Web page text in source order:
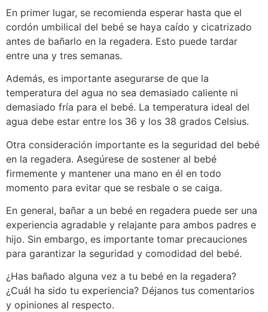
En primer lugar, se recomienda esperar hasta que el
cordón umbilical del bebé se haya caído y cicatrizado
antes de bañarlo en la regadera. Esto puede tardar
entre una y tres semanas.
Además, es importante asegurarse de que la
temperatura del agua no sea demasiado caliente ni
demasiado fría para el bebé. La temperatura ideal del
agua debe estar entre los 36 y los 38 grados Celsius.
Otra consideración importante es la seguridad del bebé
en la regadera. Asegúrese de sostener al bebé
firmemente y mantener una mano en él en todo
momento para evitar que se resbale o se caiga.
En general, bañar a un bebé en regadera puede ser una
experiencia agradable y relajante para ambos padres e
hijo. Sin embargo, es importante tomar precauciones
para garantizar la seguridad y comodidad del bebé.
¿Has bañado alguna vez a tu bebé en la regadera?
¿Cuál ha sido tu experiencia? Déjanos tus comentarios
y opiniones al respecto.